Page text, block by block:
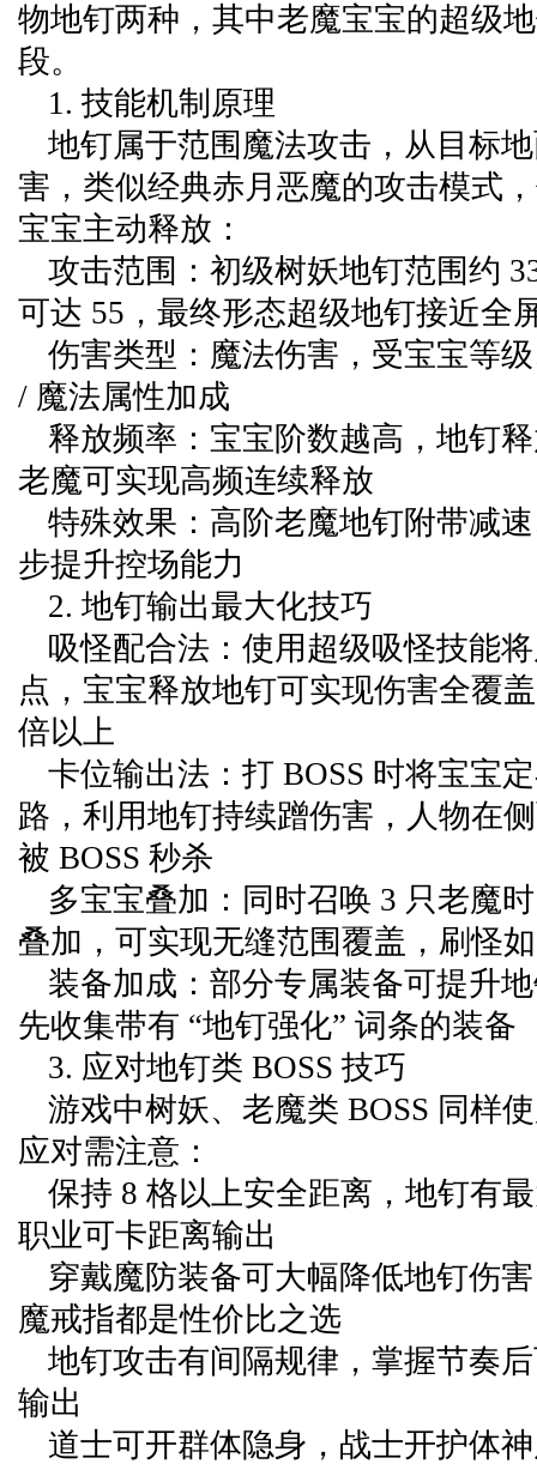
物地钉两种，其中老魔宝宝的超级
段。
1. 技能机制原理
地钉属于范围魔法攻击，从目标
害，类似经典赤月恶魔的攻击模式
宝宝主动释放：
攻击范围：初级树妖地钉范围约
可达 55，最终形态超级地钉接近全
伤害类型：魔法伤害，受宝宝等
/ 魔法属性加成
释放频率：宝宝阶数越高，地钉
老魔可实现高频连续释放
特殊效果：高阶老魔地钉附带减
步提升控场能力
2. 地钉输出最大化技巧
吸怪配合法：使用超级吸怪技能
点，宝宝释放地钉可实现伤害全覆
倍以上
卡位输出法：打 BOSS 时将宝宝
路，利用地钉持续蹭伤害，人物在
被 BOSS 秒杀
多宝宝叠加：同时召唤 3 只老魔
叠加，可实现无缝范围覆盖，刷怪
装备加成：部分专属装备可提升
先收集带有 “地钉强化” 词条的装备
3. 应对地钉类 BOSS 技巧
游戏中树妖、老魔类 BOSS 同样
应对需注意：
保持 8 格以上安全距离，地钉有
职业可卡距离输出
穿戴魔防装备可大幅降低地钉伤
魔戒指都是性价比之选
地钉攻击有间隔规律，掌握节奏
输出
道士可开群体隐身，战士开护体